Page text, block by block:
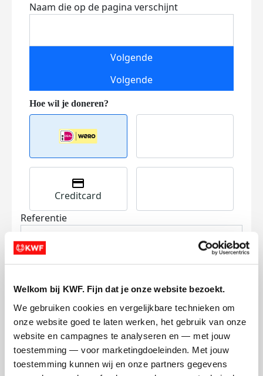
Welkom bij KWF. Fijn dat je onze website bezoekt.
We gebruiken cookies en vergelijkbare technieken om
onze website goed te laten werken, het gebruik van onze
website en campagnes te analyseren en — met jouw
toestemming — voor marketingdoeleinden. Met jouw
toestemming kunnen wij en onze partners gegevens
Naam die op de pagina verschijnt
Volgende
Volgende
Creditcard
Referentie
Ik wil bijdragen aan de transactiekosten
en betaal €0.75 extra.
Doneer nu